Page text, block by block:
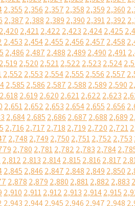
2,355 2,356 2,357 2,358 2,359 2,360
2,387 2,388 2,389 2,390 2,3912,392
2,420 2,4212,422 2,423 2,4242,425
2,453 2,4542,455 2,456 2,457 2,458
2,486 2,487 2,488 2,489 2,490 2,491
2,519 2,520 2,5212,522 2,523 2,524
2,552 2,553 2,5542,555 2,556 2,557
2,585 2,586 2,587 2,588 2,589 2,590
2,618 2,619 2,620 2,6212,622 2,623
2,6512,652 2,653 2,6542,655 2,656
2,6842,685 2,686 2,687 2,688 2,689
2,716 2,717 2,718 2,719 2,720 2,721
2,748 2,749 2,750 2,7512,752 2,753
2,780 2,7812,782 2,783 2,784
2,812 2,813 2,8142,815 2,816 2,817
2,845 2,846 2,847 2,848 2,849 2,850
2,878 2,879 2,880 2,8812,882 2,883
2,910 2,9112,912 2,913 2,9142,915
2,943 2,9442,945 2,946 2,947 2,948